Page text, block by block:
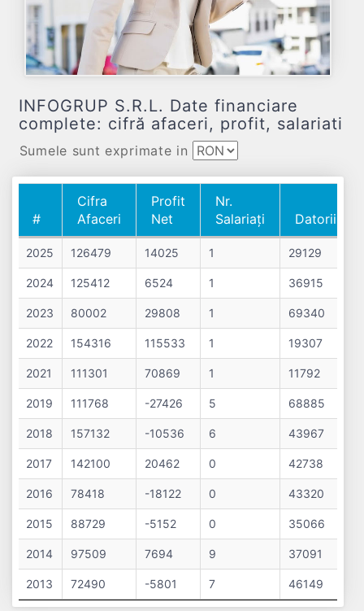
INFOGRUP S.R.L. Date financiare
complete: cifră afaceri, profit, salariati
Sumele sunt exprimate in
#
Cifra
Afaceri
Profit
Net
Nr.
Salariați
Datorii
#
Cifra
Afaceri
Profit
Net
Salariați
Datorii
2025 126479 14025 1 29129
2024 125412 6524 1 36915
2023 80002 29808 1 69340
2022 154316 115533 1 19307
2021 111301 70869 1 11792
2019 111768 -27426 5 68885
2018 157132 -10536 6 43967
2017 142100 20462 0 42738
2016 78418 -18122 0 43320
2015 88729 -5152 0 35066
2014 97509 7694 9 37091
2013 72490 -5801 7 46149